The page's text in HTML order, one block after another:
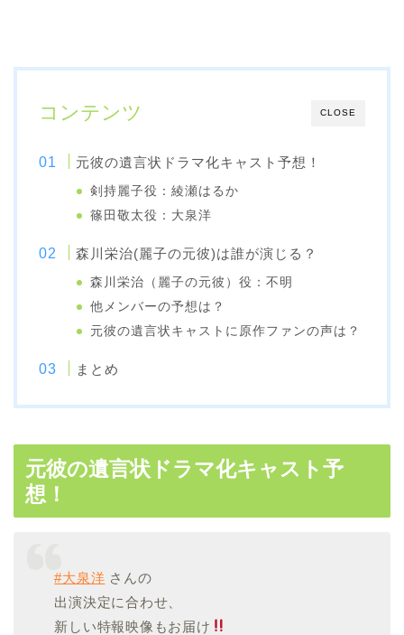
CLOSE
コンテンツ
元彼の遺言状ドラマ化キャスト予想！
剣持麗子役：綾瀬はるか
篠田敬太役：大泉洋
森川栄治(麗子の元彼)は誰が演じる？
森川栄治（麗子の元彼）役：不明
他メンバーの予想は？
元彼の遺言状キャストに原作ファンの声は？
まとめ
元彼の遺言状ドラマ化キャスト予
想！
#大泉洋 さんの
出演決定に合わせ、
新しい特報映像もお届け